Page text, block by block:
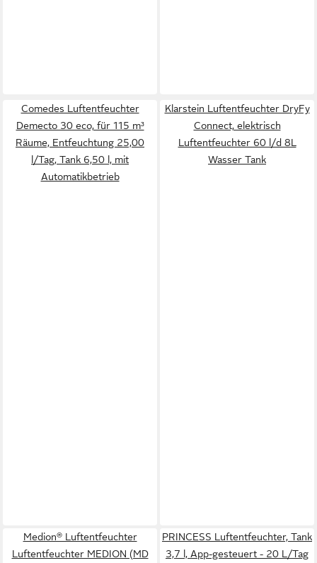
Comedes Luftentfeuchter
Demecto 30 eco, für 115 m³
Räume, Entfeuchtung 25,00
l/Tag, Tank 6,50 l, mit
Automatikbetrieb
Klarstein Luftentfeuchter DryFy
Connect, elektrisch
Luftentfeuchter 60 l/d 8L
Wasser Tank
Medion® Luftentfeuchter
Luftentfeuchter MEDION (MD
PRINCESS Luftentfeuchter, Tank
3,7 l, App-gesteuert - 20 L/Tag